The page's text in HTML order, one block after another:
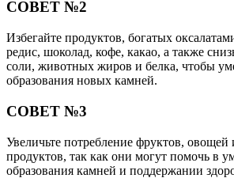
СОВЕТ №2
Избегайте продуктов, богатых
редис, шоколад, кофе, какао, а также
соли, животных жиров и белка, чтобы
образования новых камней.
СОВЕТ №3
Увеличьте потребление фруктов, овощей
продуктов, так как они могут помочь в
образования камней и поддержании